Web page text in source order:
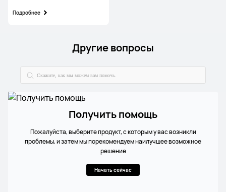
Подробнее
Другие вопросы
Получить помощь
Пожалуйста, выберите продукт, с которым у вас возникли
проблемы, и затем мы порекомендуем наилучшее возможное
решение
Начать сейчас